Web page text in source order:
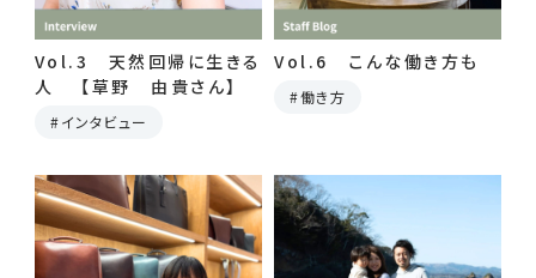
Vol.3 天然回帰に生きる
人 【草野 由貴さん】
インタビュー
Vol.6 こんな働き方も
働き方